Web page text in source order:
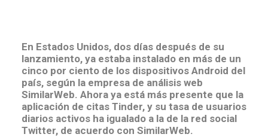
En Estados Unidos, dos días después de su
lanzamiento, ya estaba instalado en más de un
cinco por ciento de los dispositivos Android del
país, según la empresa de análisis web
SimilarWeb. Ahora ya está más presente que la
aplicación de citas Tinder, y su tasa de usuarios
diarios activos ha igualado a la de la red social
Twitter, de acuerdo con SimilarWeb.